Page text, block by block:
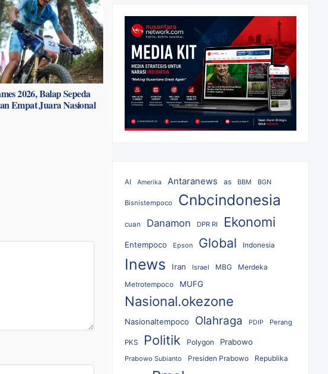
2026, Balap Sepeda
Empat Juara Nasional
AI Amerika Antaranews as BBM BGN
Bisnistempoco Cnbcindonesia
cuan Danamon DPR RI Ekonomi
Entempoco Epson Global Indonesia
Inews Iran Israel MBG Merdeka
Metrotempoco MUFG
Nasional.okezone
Nasionaltempoco Olahraga PDIP Perang
PKS Politik Polygon Prabowo
Prabowo Subianto Presiden Prabowo Republika